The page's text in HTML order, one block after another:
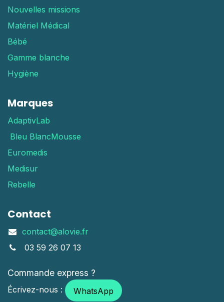
Nouvelles missions
Matériel Médical
Bébé
Gamme blanche
Hygiène
Marques
AdaptivLab
Bleu BlancMousse
Euromedis
Medisur
Rebelle
Contact
contact@alovie.fr
03 59 26 07 13
Commande express ?
Écrivez-nous : WhatsApp